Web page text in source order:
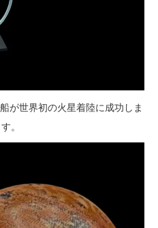
が世界初の火星着陸に成功しま
。